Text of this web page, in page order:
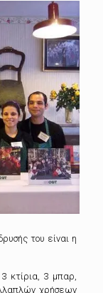
του είναι η
κτίρια, 3 μπαρ,
χρήσεων